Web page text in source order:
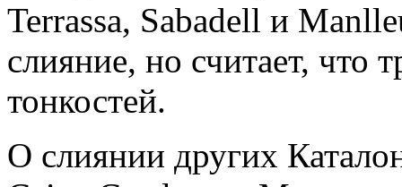
Terrassa, Sabadell и
слияние, но считает, что
тонкостей.
О слиянии других